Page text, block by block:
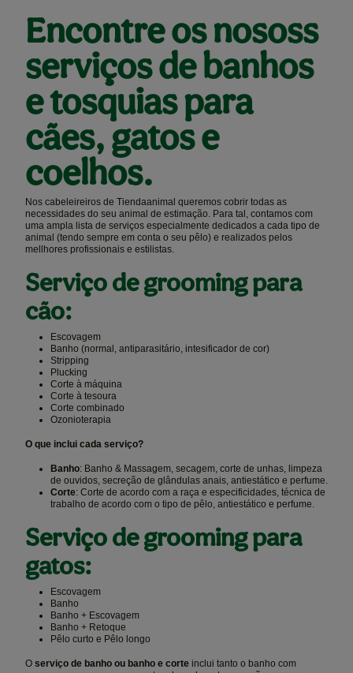
Encontre os nososs
serviços de banhos
e tosquias para
cães, gatos e
coelhos.
Nos cabeleireiros de Tiendaanimal queremos cobrir todas as
necessidades do seu animal de estimação. Para tal, contamos com
uma ampla lista de serviços especialmente dedicados a cada tipo de
animal (tendo sempre em conta o seu pêlo) e realizados pelos
mellhores profissionais e estilistas.
Serviço de grooming para
cão:
Escovagem
Banho (normal, antiparasitário, intesificador de cor)
Stripping
Plucking
Corte à máquina
Corte à tesoura
Corte combinado
Ozonioterapia
O que inclui cada serviço?
Banho: Banho & Massagem, secagem, corte de unhas, limpeza
de ouvidos, secreção de glândulas anais, antiestático e perfume.
Corte: Corte de acordo com a raça e especificidades, técnica de
trabalho de acordo com o tipo de pêlo, antiestático e perfume.
Serviço de grooming para
gatos:
Escovagem
Banho
Banho + Escovagem
Banho + Retoque
Pêlo curto e Pêlo longo
O serviço de banho ou banho e corte inclui tanto o banho com